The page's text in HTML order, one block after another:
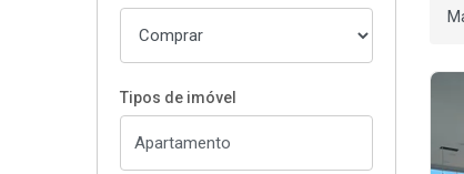
Tipos de imóvel